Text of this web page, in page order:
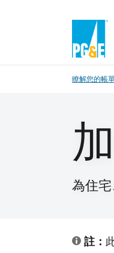
瞭解您的帳
為住
註：